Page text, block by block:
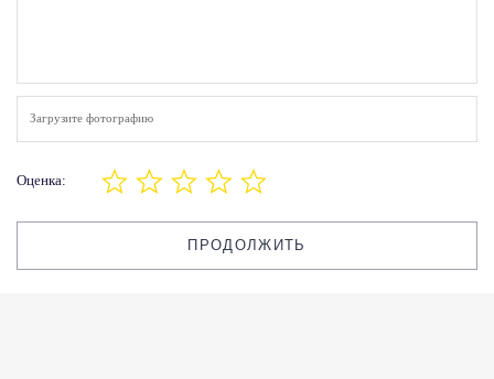
Загрузите фотографию
Оценка:
ПРОДОЛЖИТЬ